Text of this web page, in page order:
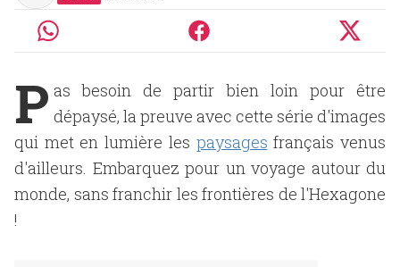
P as besoin de partir bien loin pour être
dépaysé, la preuve avec cette série d'images
qui met en lumière les paysages français venus
d'ailleurs. Embarquez pour un voyage autour du
monde, sans franchir les frontières de l'Hexagone
!